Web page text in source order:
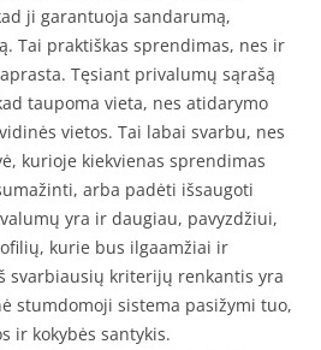
ji garantuoja sandarumą,
Tai praktiškas sprendimas, nes ir
Tęsiant privalumų sąrašą
taupoma vieta, nes atidarymo
vietos. Tai labai svarbu, nes
kurioje kiekvienas sprendimas
arba padėti išsaugoti
yra ir daugiau, pavyzdžiui,
kurie bus ilgaamžiai ir
svarbiausių kriterijų renkantis yra
stumdomoji sistema pasižymi tuo,
ir kokybės santykis.